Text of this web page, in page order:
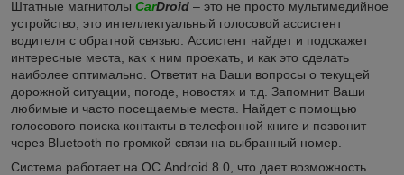
Штатные магнитолы CarDroid – это не просто мультимедийное
устройство, это интеллектуальный голосовой ассистент
водителя с обратной связью. Ассистент найдет и подскажет
интересные места, как к ним проехать, и как это сделать
наиболее оптимально. Ответит на Ваши вопросы о текущей
дорожной ситуации, погоде, новостях и т.д. Запомнит Ваши
любимые и часто посещаемые места. Найдет с помощью
голосового поиска контакты в телефонной книге и позвонит
через Bluetooth по громкой связи на выбранный номер.
Система работает на ОС Android 8.0, что дает возможность